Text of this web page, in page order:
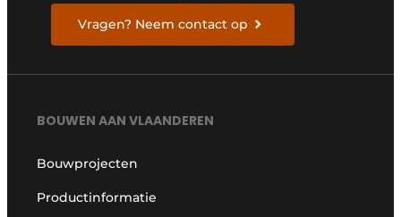
Vragen? Neem contact op
BOUWEN AAN VLAANDEREN
Bouwprojecten
Productinformatie